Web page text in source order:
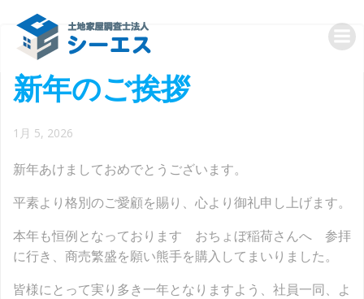
ツ
ッ
新年のご挨拶
1月 5, 2026
新年あけましておめでとうございます。
平素より格別のご愛顧を賜り、心より御礼申し上げます。
本年も恒例となっております おちょぼ稲荷さんへ 参拝
に行き、商売繁盛を願い熊手を購入してまいりました。
皆様にとって実り多き一年となりますよう、社員一同、よ